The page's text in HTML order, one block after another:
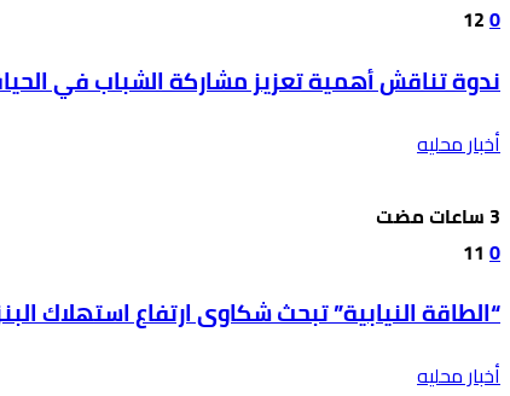
0
12
ندوة تناقش أهمية تعزيز مشاركة الشباب في
أخبار محليه
0
11
“الطاقة النيابية” تبحث شكاوى ارتفاع استهلاك
أخبار محليه